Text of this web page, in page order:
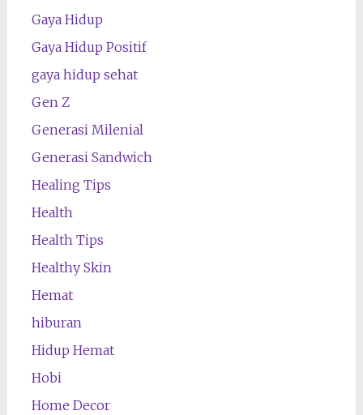
Gaya Hidup
Gaya Hidup Positif
gaya hidup sehat
Gen Z
Generasi Milenial
Generasi Sandwich
Healing Tips
Health
Health Tips
Healthy Skin
Hemat
hiburan
Hidup Hemat
Hobi
Home Decor